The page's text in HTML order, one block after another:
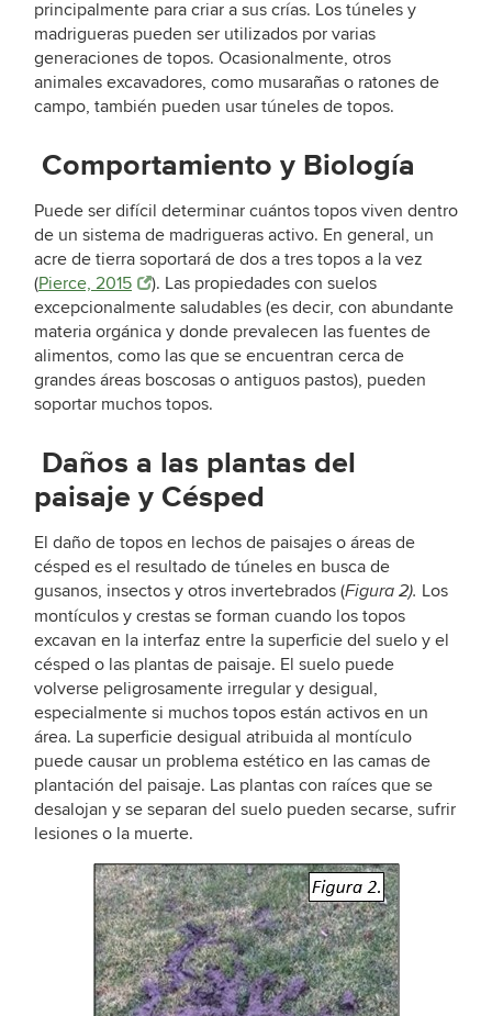
principalmente para criar a sus crías. Los túneles y
madrigueras pueden ser utilizados por varias
generaciones de topos. Ocasionalmente, otros
animales excavadores, como musarañas o ratones de
campo, también pueden usar túneles de topos.
Comportamiento y Biología
Puede ser difícil determinar cuántos topos viven dentro
de un sistema de madrigueras activo. En general, un
acre de tierra soportará de dos a tres topos a la vez
(Pierce, 2015
). Las propiedades con suelos
excepcionalmente saludables (es decir, con abundante
materia orgánica y donde prevalecen las fuentes de
alimentos, como las que se encuentran cerca de
grandes áreas boscosas o antiguos pastos), pueden
soportar muchos topos.
Daños a las plantas del
paisaje y Césped
El daño de topos en lechos de paisajes o áreas de
césped es el resultado de túneles en busca de
gusanos, insectos y otros invertebrados (Figura 2). Los
montículos y crestas se forman cuando los topos
excavan en la interfaz entre la superficie del suelo y el
césped o las plantas de paisaje. El suelo puede
volverse peligrosamente irregular y desigual,
especialmente si muchos topos están activos en un
área. La superficie desigual atribuida al montículo
puede causar un problema estético en las camas de
plantación del paisaje. Las plantas con raíces que se
desalojan y se separan del suelo pueden secarse, sufrir
lesiones o la muerte.